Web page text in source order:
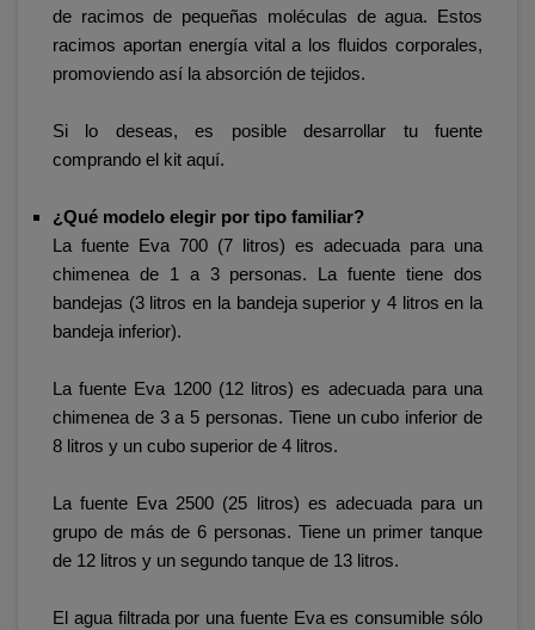
de racimos de pequeñas moléculas de agua. Estos
racimos aportan energía vital a los fluidos corporales,
promoviendo así la absorción de tejidos.
Si lo deseas, es posible desarrollar tu fuente
comprando el kit aquí.
¿Qué modelo elegir por tipo familiar?
La fuente Eva 700 (7 litros) es adecuada para una
chimenea de 1 a 3 personas. La fuente tiene dos
bandejas (3 litros en la bandeja superior y 4 litros en la
bandeja inferior).
La fuente Eva 1200 (12 litros) es adecuada para una
chimenea de 3 a 5 personas. Tiene un cubo inferior de
8 litros y un cubo superior de 4 litros.
La fuente Eva 2500 (25 litros) es adecuada para un
grupo de más de 6 personas. Tiene un primer tanque
de 12 litros y un segundo tanque de 13 litros.
El agua filtrada por una fuente Eva es consumible sólo